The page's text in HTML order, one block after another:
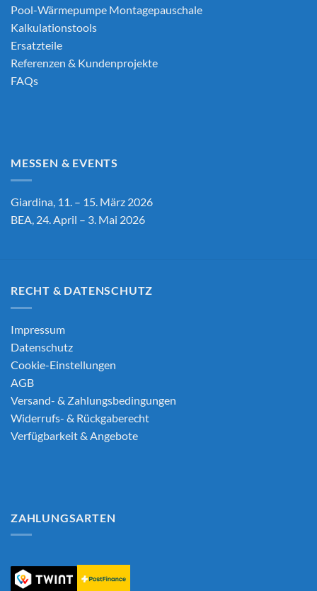
Pool-Wärmepumpe Montagepauschale
Kalkulationstools
Ersatzteile
Referenzen & Kundenprojekte
FAQs
MESSEN & EVENTS
Giardina, 11. – 15. März 2026
BEA, 24. April – 3. Mai 2026
RECHT & DATENSCHUTZ
Impressum
Datenschutz
Cookie-Einstellungen
AGB
Versand- & Zahlungsbedingungen
Widerrufs- & Rückgaberecht
Verfügbarkeit & Angebote
ZAHLUNGSARTEN